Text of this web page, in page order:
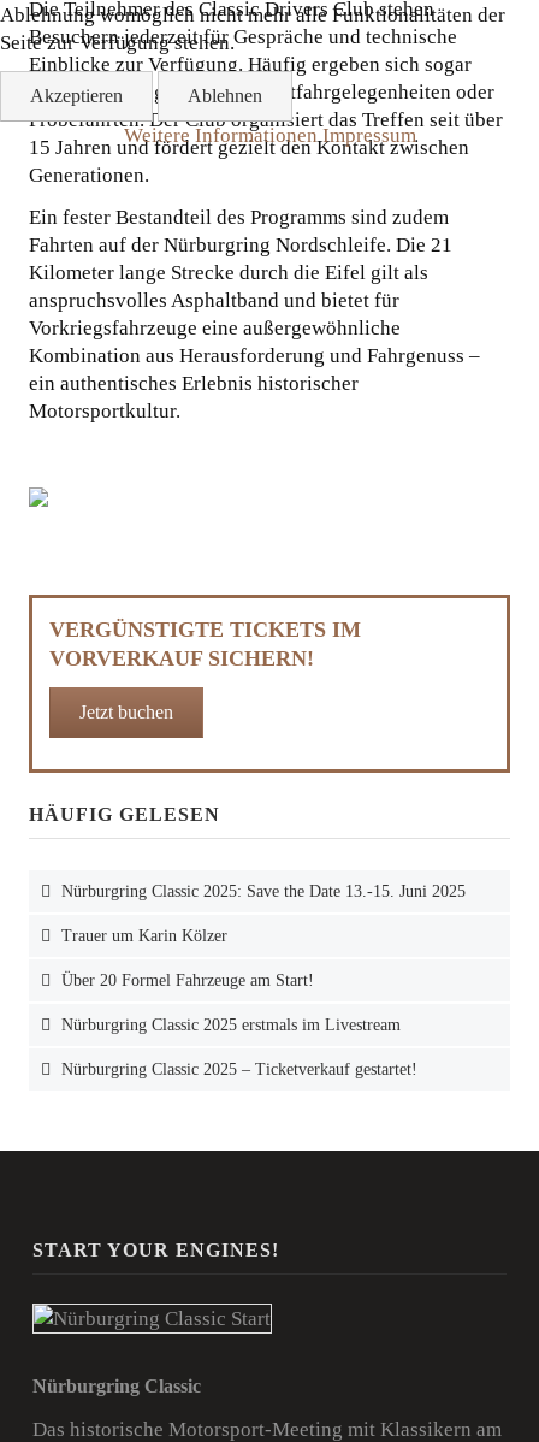
Die Teilnehmer des Classic Drivers Club stehen
Besuchern jederzeit für Gespräche und technische
Einblicke zur Verfügung. Häufig ergeben sich sogar
spontane Begegnungen mit Mitfahrgelegenheiten oder
Probefahrten. Der Club organisiert das Treffen seit über
15 Jahren und fördert gezielt den Kontakt zwischen
Generationen.
Ein fester Bestandteil des Programms sind zudem
Fahrten auf der Nürburgring Nordschleife. Die 21
Kilometer lange Strecke durch die Eifel gilt als
anspruchsvolles Asphaltband und bietet für
Vorkriegsfahrzeuge eine außergewöhnliche
Kombination aus Herausforderung und Fahrgenuss –
ein authentisches Erlebnis historischer
Motorsportkultur.
VERGÜNSTIGTE TICKETS IM
VORVERKAUF SICHERN!
Jetzt buchen
HÄUFIG GELESEN
Nürburgring Classic 2025: Save the Date 13.-15. Juni 2025
Trauer um Karin Kölzer
Über 20 Formel Fahrzeuge am Start!
Nürburgring Classic 2025 erstmals im Livestream
Nürburgring Classic 2025 – Ticketverkauf gestartet!
START YOUR ENGINES!
Nürburgring Classic
Das historische Motorsport-Meeting mit Klassikern am
Ablehnung womöglich nicht mehr alle Funktionalitäten der
Seite zur Verfügung stehen.
Akzeptieren Ablehnen
Weitere Informationen Impressum